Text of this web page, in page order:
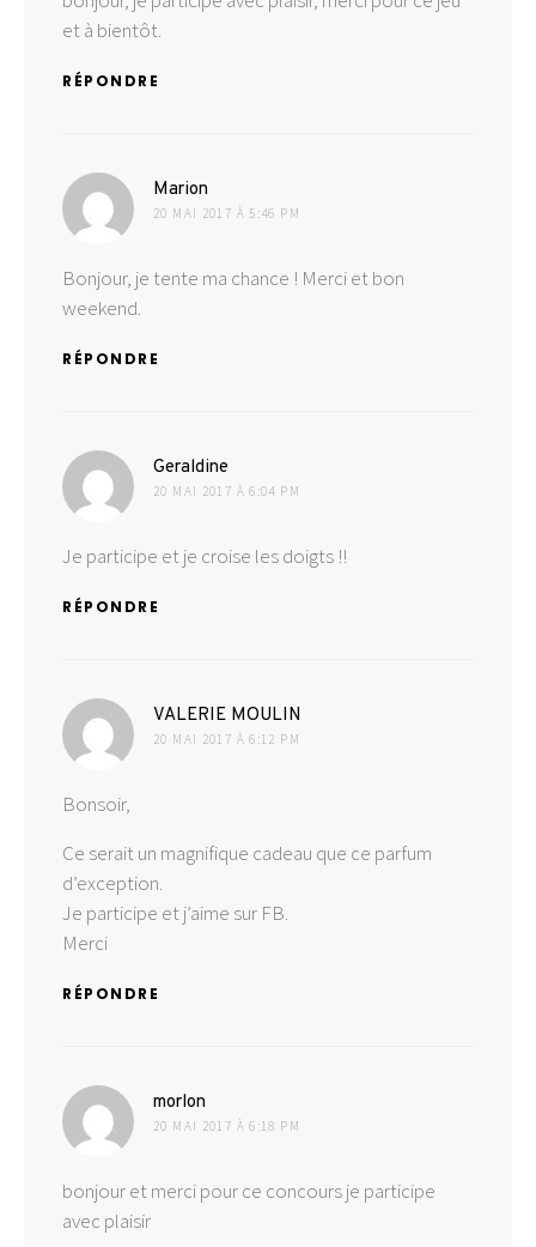
et à bientôt.
RÉPONDRE
Marion
20 MAI 2017 À 5:46 PM
Bonjour, je tente ma chance ! Merci et bon
weekend.
RÉPONDRE
Geraldine
20 MAI 2017 À 6:04 PM
Je participe et je croise les doigts !!
RÉPONDRE
VALERIE MOULIN
20 MAI 2017 À 6:12 PM
Bonsoir,
Ce serait un magnifique cadeau que ce parfum
d’exception.
Je participe et j’aime sur FB.
Merci
RÉPONDRE
morlon
20 MAI 2017 À 6:18 PM
bonjour et merci pour ce concours je participe
avec plaisir